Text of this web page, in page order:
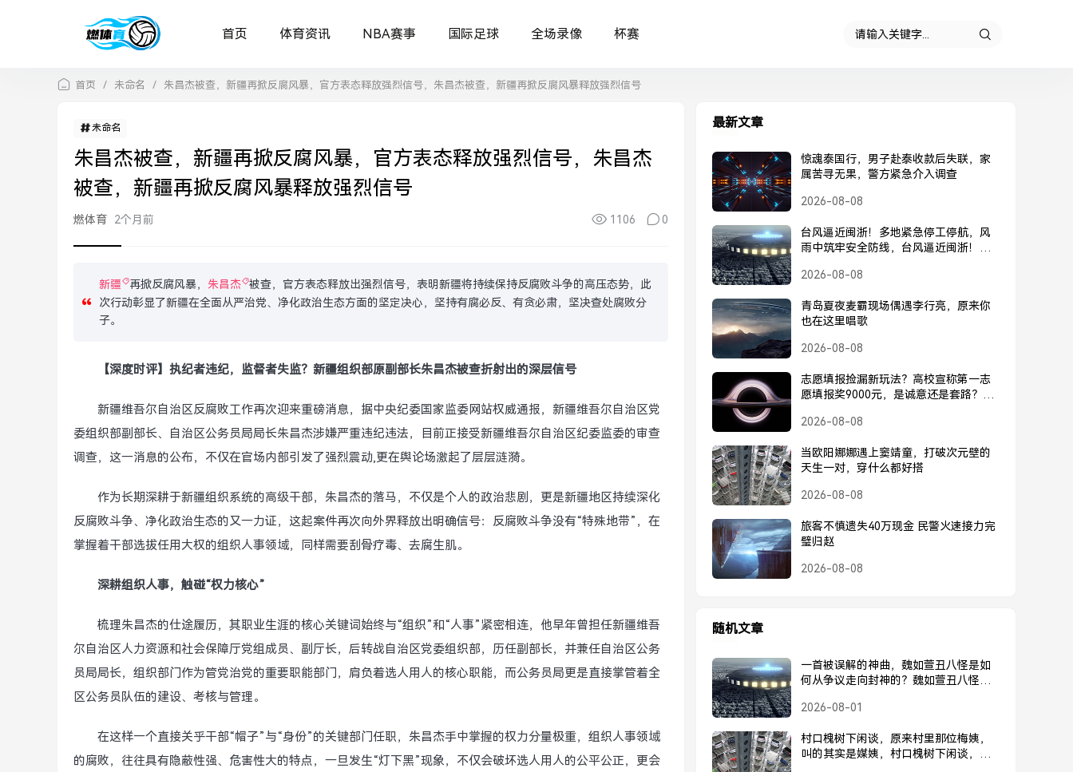
首页 体育资讯 NBA赛事 国际足球 全场录像 杯赛
首页 / 未命名 / 朱昌杰被查，新疆再掀反腐风暴，官方表态释放强烈信号，朱昌杰被查，新疆再掀反腐风暴释放强烈信号
未命名
朱昌杰被查，新疆再掀反腐风暴，官方表态释放强烈信号，朱昌杰
被查，新疆再掀反腐风暴释放强烈信号
燃体育 2个月前 1106 0
新疆 再掀反腐风暴， 朱昌杰
被查，官方表态释放出强烈信号，表明新疆将持续保持反腐败斗争的高压态势，此
次行动彰显了新疆在全面从严治党、净化政治生态方面的坚定决心，坚持有腐必反、有贪必肃，坚决查处腐败分
子。
【深度时评】执纪者违纪，监督者失监？新疆组织部原副部长朱昌杰被查折射出的深层信号
新疆维吾尔自治区反腐败工作再次迎来重磅消息，据中央纪委国家监委网站权威通报，新疆维吾尔自治区党
委组织部副部长、自治区公务员局局长朱昌杰涉嫌严重违纪违法，目前正接受新疆维吾尔自治区纪委监委的审查
调查，这一消息的公布，不仅在官场内部引发了强烈震动,更在舆论场激起了层层涟漪。
作为长期深耕于新疆组织系统的高级干部，朱昌杰的落马，不仅是个人的政治悲剧，更是新疆地区持续深化
反腐败斗争、净化政治生态的又一力证，这起案件再次向外界释放出明确信号：反腐败斗争没有“特殊地带”，在
掌握着干部选拔任用大权的组织人事领域，同样需要刮骨疗毒、去腐生肌。
深耕组织人事，触碰“权力核心”
梳理朱昌杰的仕途履历，其职业生涯的核心关键词始终与“组织”和“人事”紧密相连，他早年曾担任新疆维吾
尔自治区人力资源和社会保障厅党组成员、副厅长，后转战自治区党委组织部，历任副部长，并兼任自治区公务
员局局长，组织部门作为管党治党的重要职能部门，肩负着选人用人的核心职能，而公务员局更是直接掌管着全
区公务员队伍的建设、考核与管理。
在这样一个直接关乎干部“帽子”与“身份”的关键部门任职，朱昌杰手中掌握的权力分量极重，组织人事领域
的腐败，往往具有隐蔽性强、危害性大的特点，一旦发生“灯下黑”现象，不仅会破坏选人用人的公平公正，更会
最新文章
惊魂泰国行，男子赴泰收款后失联，家
属苦寻无果，警方紧急介入调查
2026-08-08
台风逼近闽浙！多地紧急停工停航，风
雨中筑牢安全防线，台风逼近闽浙！多
2026-08-08
青岛夏夜麦霸现场偶遇李行亮，原来你
也在这里唱歌
2026-08-08
志愿填报捡漏新玩法？高校宣称第一志
愿填报奖9000元，是诚意还是套路？高
套路？
2026-08-08
当欧阳娜娜遇上窦靖童，打破次元壁的
天生一对，穿什么都好搭
2026-08-08
旅客不慎遗失40万现金 民警火速接力完
璧归赵
2026-08-08
随机文章
一首被误解的神曲，魏如萱丑八怪是如
何从争议走向封神的？魏如萱丑八怪，
2026-08-01
村口槐树下闲谈，原来村里那位梅姨，
叫的其实是媒姨，村口槐树下闲谈，梅